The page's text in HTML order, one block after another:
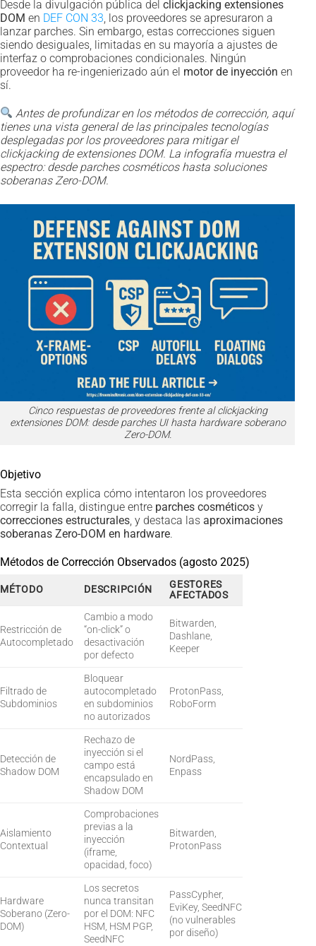
Desde la divulgación pública del clickjacking extensiones
DOM en DEF CON 33, los proveedores se apresuraron a
lanzar parches. Sin embargo, estas correcciones siguen
siendo desiguales, limitadas en su mayoría a ajustes de
interfaz o comprobaciones condicionales. Ningún
proveedor ha re-ingenierizado aún el motor de inyección en
sí.
Antes de profundizar en los métodos de corrección, aquí
tienes una vista general de las principales tecnologías
desplegadas por los proveedores para mitigar el
clickjacking de extensiones DOM. La infografía muestra el
espectro: desde parches cosméticos hasta soluciones
soberanas Zero-DOM.
Cinco respuestas de proveedores frente al clickjacking
extensiones DOM: desde parches UI hasta hardware soberano
Zero-DOM.
Objetivo
Esta sección explica cómo intentaron los proveedores
corregir la falla, distingue entre parches cosméticos y
correcciones estructurales, y destaca las aproximaciones
soberanas Zero-DOM en hardware.
Métodos de Corrección Observados (agosto 2025)
MÉTODO DESCRIPCIÓN
GESTORES
AFECTADOS
Restricción de
Autocompletado
Cambio a modo
“on-click” o
desactivación
por defecto
Bitwarden,
Dashlane,
Keeper
Filtrado de
Subdominios
Bloquear
autocompletado
en subdominios
no autorizados
ProtonPass,
RoboForm
Detección de
Shadow DOM
Rechazo de
inyección si el
campo está
encapsulado en
Shadow DOM
NordPass,
Enpass
Aislamiento
Contextual
Comprobaciones
previas a la
inyección
(iframe,
opacidad, foco)
Bitwarden,
ProtonPass
Hardware
Soberano (Zero-
DOM)
Los secretos
nunca transitan
por el DOM: NFC
HSM, HSM PGP,
SeedNFC
PassCypher,
EviKey, SeedNFC
(no vulnerables
por diseño)